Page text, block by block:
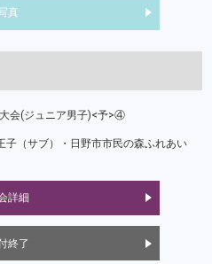
真
会(ジュニア男子)<予>④
子（サブ）・日野市市民の森ふれあい
詳細
終了